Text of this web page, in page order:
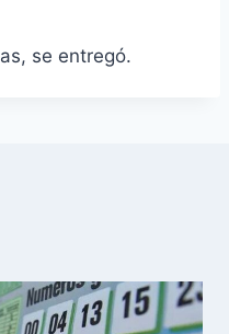
se entregó.